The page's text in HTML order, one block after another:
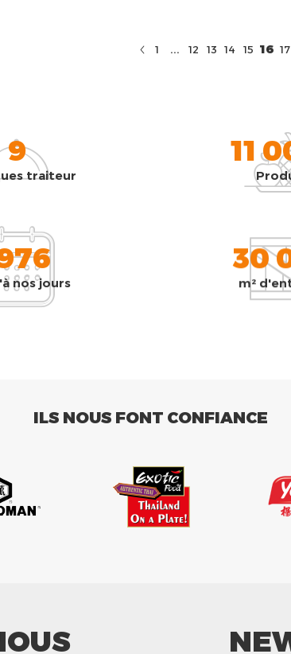
1 ... 12 13 14 15 16 17
9
traiteur
11
nos jours
30
m²
ILS NOUS FONT CONFIANCE